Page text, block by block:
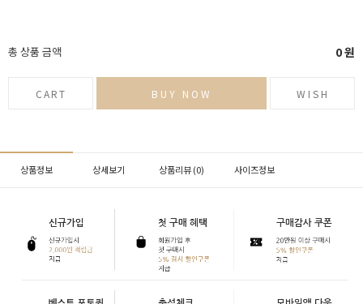
총 상품 금액 0원
CART BUY NOW WISH
상품정보 상세보기 상품리뷰 (0) 사이즈정보